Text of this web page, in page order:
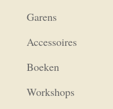
Garens
Accessoires
Boeken
Workshops